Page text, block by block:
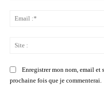
Enregistrer mon nom, email et
prochaine fois que je commenterai.